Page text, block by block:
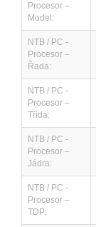
Procesor –
Model:
NTB / PC -
Procesor –
Řada:
NTB / PC -
Procesor –
Třída:
NTB / PC -
Procesor –
Jádra:
NTB / PC -
Procesor –
TDP: